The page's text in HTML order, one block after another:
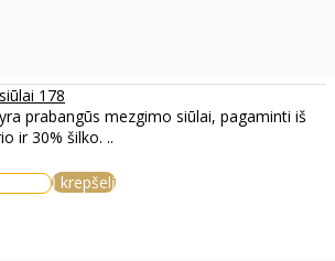
178
prabangūs mezgimo siūlai, pagaminti iš
ir 30% šilko. ..
Į krepšelį